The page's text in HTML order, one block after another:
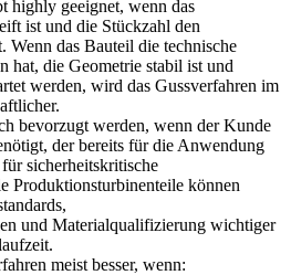
highly geeignet, wenn das
ist und die Stückzahl den
Wenn das Bauteil die technische
hat, die Geometrie stabil ist und
werden, wird das Gussverfahren im
bevorzugt werden, wenn der Kunde
der bereits für die Anwendung
sicherheitskritische
Produktionsturbinenteile können
und Materialqualifizierung wichtiger
meist besser, wenn: